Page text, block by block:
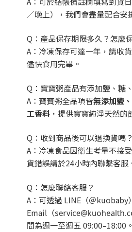
／晚上），我們會盡量配合安
Q：產品保存期限多久？怎麼
A：冷凍保存可達一年，請收
儘快食用完畢。
Q：寶寶粥產品有添加鹽、糖
A：寶寶粥全品項皆無添加鹽
工香料 ，提供寶寶純淨天然的
Q：收到商品後可以退換貨嗎？
A：冷凍食品因衛生考量不接
貨錯誤請於24小時內聯繫客服
Q：怎麼聯絡客服？
A：可透過 LINE（＠kuobaby
Email（
間為週一至週五 09:00–18:00。